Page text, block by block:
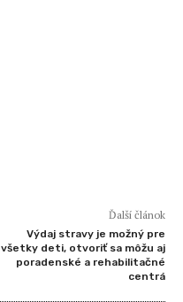
Ďalší článok
Výdaj stravy je možný pre
všetky deti, otvoriť sa môžu aj
poradenské a rehabilitačné
centrá